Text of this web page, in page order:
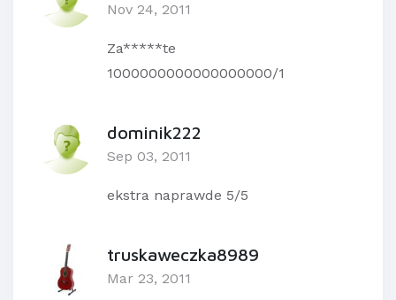
Nov 24, 2011
Za*****te
1000000000000000000/1
dominik222
Sep 03, 2011
ekstra naprawde 5/5
truskaweczka8989
Mar 23, 2011